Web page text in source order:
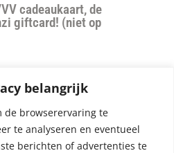
belangrijk
de browserervaring te
te analyseren en eventueel
berichten of advertenties te
cadeaukaart, de
giftcard! (niet op